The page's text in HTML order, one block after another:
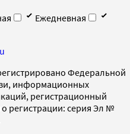
Ежедневная
Федеральной
информационных
регистрационный
регистрации: серия Эл №